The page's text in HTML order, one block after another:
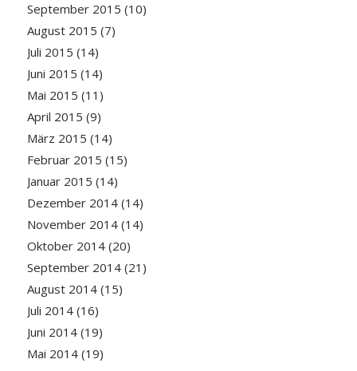
September 2015 (10)
August 2015 (7)
Juli 2015 (14)
Juni 2015 (14)
Mai 2015 (11)
April 2015 (9)
März 2015 (14)
Februar 2015 (15)
Januar 2015 (14)
Dezember 2014(14)
November 2014(14)
Oktober 2014(20)
September 2014(21)
August 2014(15)
Juli 2014(16)
Juni 2014(19)
Mai 2014(19)